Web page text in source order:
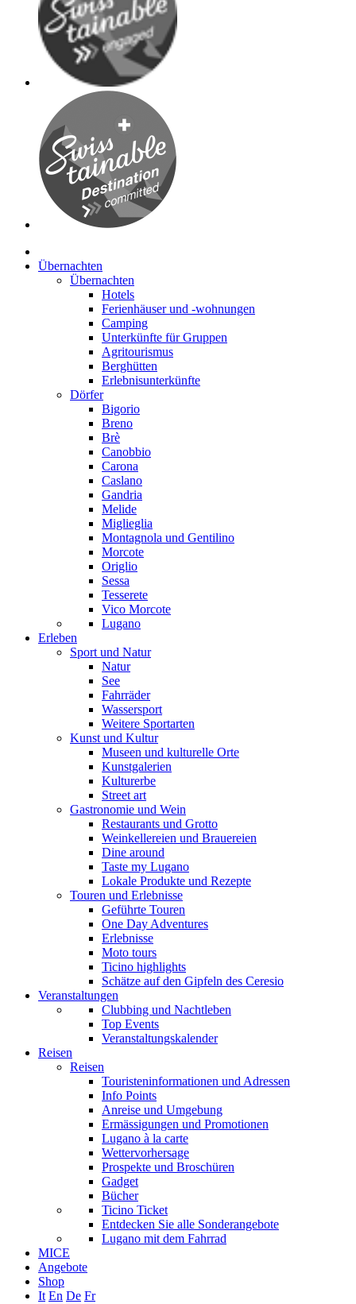
Übernachten
Übernachten
Hotels
Ferienhäuser und -wohnungen
Camping
Unterkünfte für Gruppen
Agritourismus
Berghütten
Erlebnisunterkünfte
Dörfer
Bigorio
Breno
Brè
Canobbio
Carona
Caslano
Gandria
Melide
Miglieglia
Montagnola und Gentilino
Morcote
Origlio
Sessa
Tesserete
Vico Morcote
Lugano
Erleben
Sport und Natur
Natur
See
Fahrräder
Wassersport
Weitere Sportarten
Kunst und Kultur
Museen und kulturelle Orte
Kunstgalerien
Kulturerbe
Street art
Gastronomie und Wein
Restaurants und Grotto
Weinkellereien und Brauereien
Dine around
Taste my Lugano
Lokale Produkte und Rezepte
Touren und Erlebnisse
Geführte Touren
One Day Adventures
Erlebnisse
Moto tours
Ticino highlights
Schätze auf den Gipfeln des Ceresio
Veranstaltungen
Clubbing und Nachtleben
Top Events
Veranstaltungskalender
Reisen
Reisen
Touristeninformationen und Adressen
Info Points
Anreise und Umgebung
Ermässigungen und Promotionen
Lugano à la carte
Wettervorhersage
Prospekte und Broschüren
Gadget
Bücher
Ticino Ticket
Entdecken Sie alle Sonderangebote
Lugano mit dem Fahrrad
MICE
Angebote
Shop
It En De Fr